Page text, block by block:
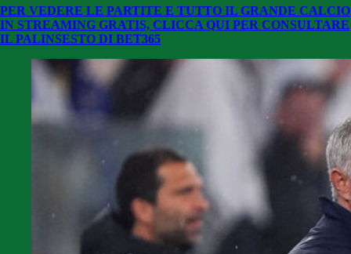
PER VEDERE LE PARTITE E TUTTO IL GRANDE CALCIO
IN STREAMING GRATIS, CLICCA QUI PER CONSULTARE
IL PALINSESTO DI BET365